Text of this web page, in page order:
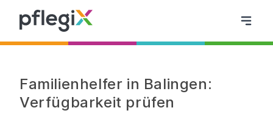
Familienhelfer in Balingen:
Verfügbarkeit prüfen